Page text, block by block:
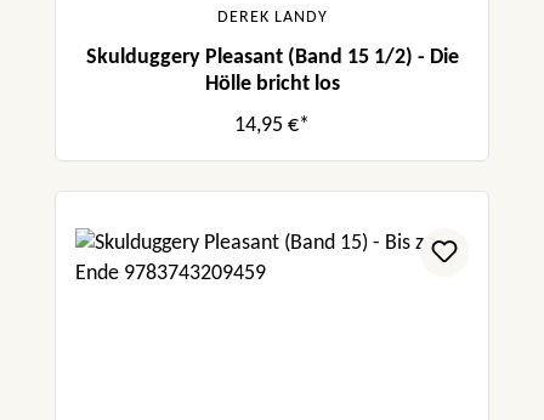
DEREK LANDY
Skulduggery Pleasant (Band 15 1/2) - Die
Hölle bricht los
14,95 €*